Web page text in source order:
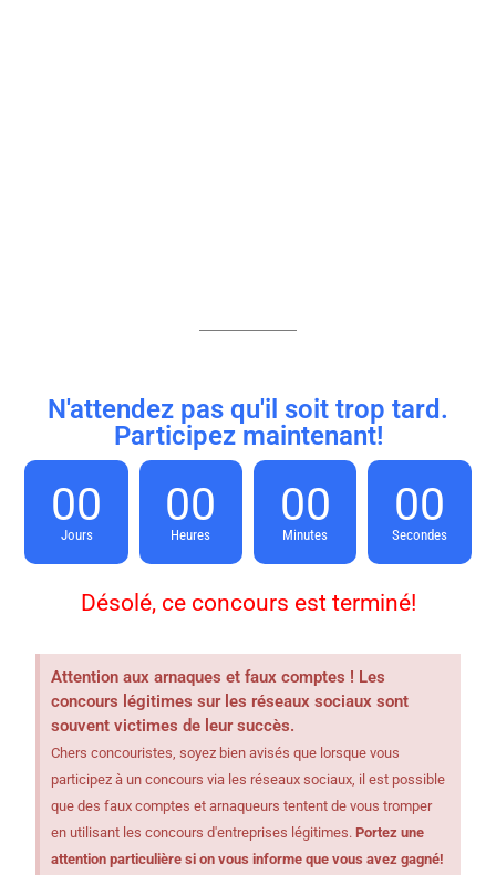
N'attendez pas qu'il soit trop tard.
Participez maintenant!
00
Jours
00
Heures
00
Minutes
00
Secondes
Désolé, ce concours est terminé!
Attention aux arnaques et faux comptes ! Les
concours légitimes sur les réseaux sociaux sont
souvent victimes de leur succès.
Chers concouristes, soyez bien avisés que lorsque vous
participez à un concours via les réseaux sociaux, il est possible
que des faux comptes et arnaqueurs tentent de vous tromper
en utilisant les concours d'entreprises légitimes.Portez une
attention particulière si on vous informe que vous avez gagné!